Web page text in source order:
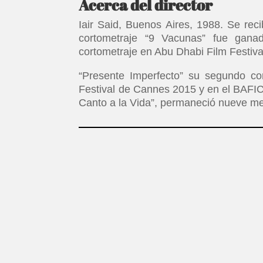
Acerca del director
Iair Said, Buenos Aires, 1988. Se
cortometraje “9 Vacunas” fue
cortometraje en Abu Dhabi Film
“Presente Imperfecto” su segundo
Festival de Cannes 2015 y en el
Canto a la Vida”, permaneció nueve